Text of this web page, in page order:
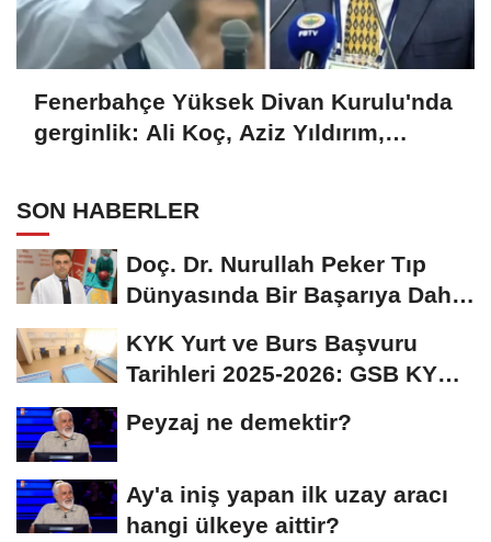
Fenerbahçe Yüksek Divan Kurulu'nda
gerginlik: Ali Koç, Aziz Yıldırım,
SON HABERLER
Doç. Dr. Nurullah Peker Tıp
Dünyasında Bir Başarıya Daha
KYK Yurt ve Burs Başvuru
Tarihleri 2025-2026: GSB KYK
Peyzaj ne demektir?
Ay'a iniş yapan ilk uzay aracı
hangi ülkeye aittir?